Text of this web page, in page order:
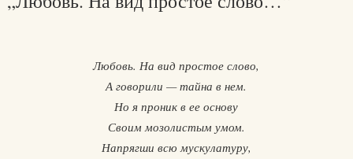
Любовь. На вид простое слово,
А говорили — тайна в нем.
Но я проник в ее основу
Своим мозолистым умом.
Напрягши всю мускулатуру,